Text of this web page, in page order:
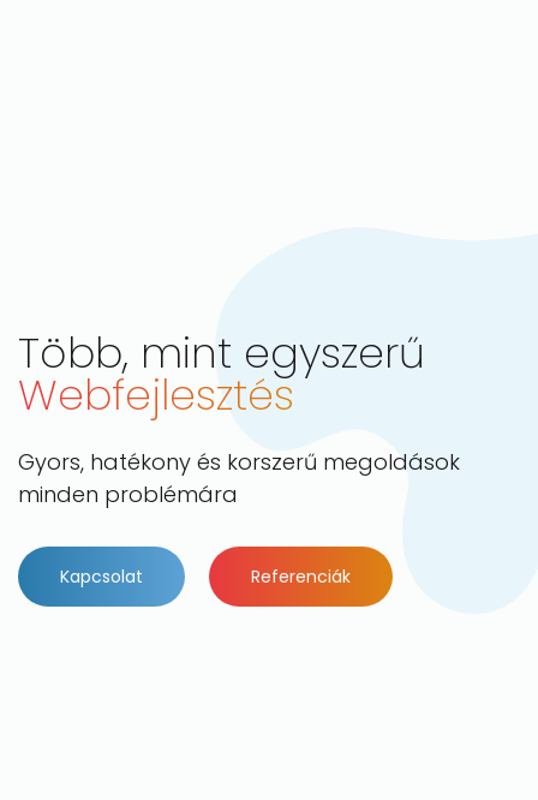
Több, mint egyszerű
Webfejlesztés
Gyors, hatékony és korszerű megoldások
minden problémára
Kapcsolat Referenciák